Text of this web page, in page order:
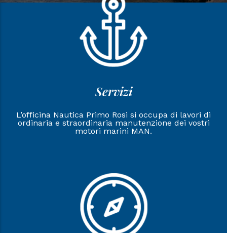
Servizi
L’officina Nautica Primo Rosi si occupa di lavori di
ordinaria e straordinaria manutenzione dei vostri
motori marini MAN.